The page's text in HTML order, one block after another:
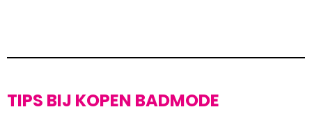
TIPS BIJ KOPEN BADMODE